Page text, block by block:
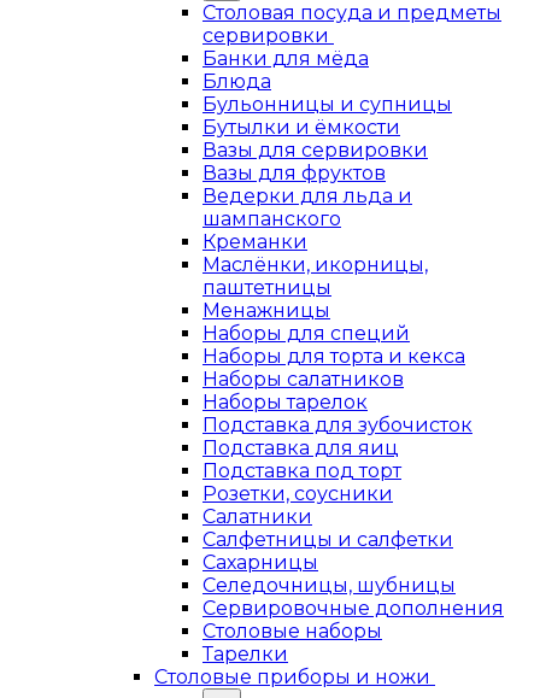
Столовая посуда и предметы
сервировки
Банки для мёда
Блюда
Бульонницы и супницы
Бутылки и ёмкости
Вазы для сервировки
Вазы для фруктов
Ведерки для льда и
шампанского
Креманки
Маслёнки, икорницы,
паштетницы
Менажницы
Наборы для специй
Наборы для торта и кекса
Наборы салатников
Наборы тарелок
Подставка для зубочисток
Подставка для яиц
Подставка под торт
Розетки, соусники
Салатники
Салфетницы и салфетки
Сахарницы
Селедочницы, шубницы
Сервировочные дополнения
Столовые наборы
Тарелки
Столовые приборы и ножи